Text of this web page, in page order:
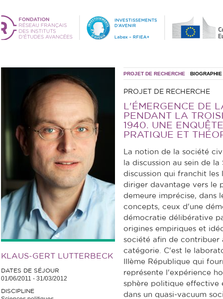
KLAUS-GERT LUTTERBECK
DATES DE SÉJOUR
01/06/2011 - 31/03/2012
DISCIPLINE
PROJET DE RECHERCHE BIOGRAPHIE
PROJET DE RECHERCHE
L'ÉMERGENCE DE
PENDANT LA
1940. UNE
PRATIQUE ET
La notion de la société
la discussion au sein de
discussion qui franchit
diriger davantage vers le
demeure imprécise, dans
concepts, ceux d'une
démocratie délibérative
origines empiriques et
société afin de contribuer
catégorie. C'est le
IIIème République qui
représente l'expérience
sphère politique effective
dans un quasi-vacuum